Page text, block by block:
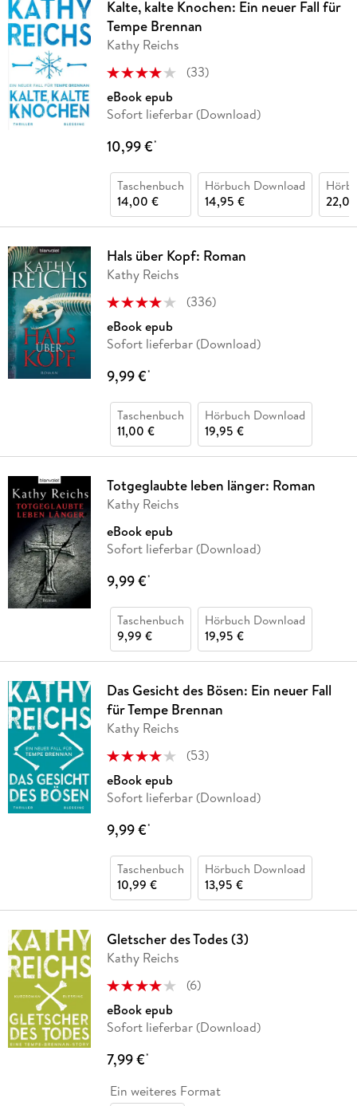
Kalte, kalte Knochen: Ein neuer Fall für
Tempe Brennan
Kathy Reichs
(33)
eBook epub
Sofort lieferbar (Download)
10,99 €*
Taschenbuch
14,00 €
Hörbuch Download
14,95 €
Hals über Kopf: Roman
Kathy Reichs
(336)
eBook epub
Sofort lieferbar (Download)
9,99 €*
Taschenbuch
11,00 €
Hörbuch Download
19,95 €
Totgeglaubte leben länger: Roman
Kathy Reichs
eBook epub
Sofort lieferbar (Download)
9,99 €*
Taschenbuch
9,99 €
Hörbuch Download
19,95 €
Das Gesicht des Bösen: Ein neuer Fall
für Tempe Brennan
Kathy Reichs
(53)
eBook epub
Sofort lieferbar (Download)
9,99 €*
Taschenbuch
10,99 €
Hörbuch Download
13,95 €
Gletscher des Todes (3)
Kathy Reichs
(6)
eBook epub
Sofort lieferbar (Download)
7,99 €*
Ein weiteres Format